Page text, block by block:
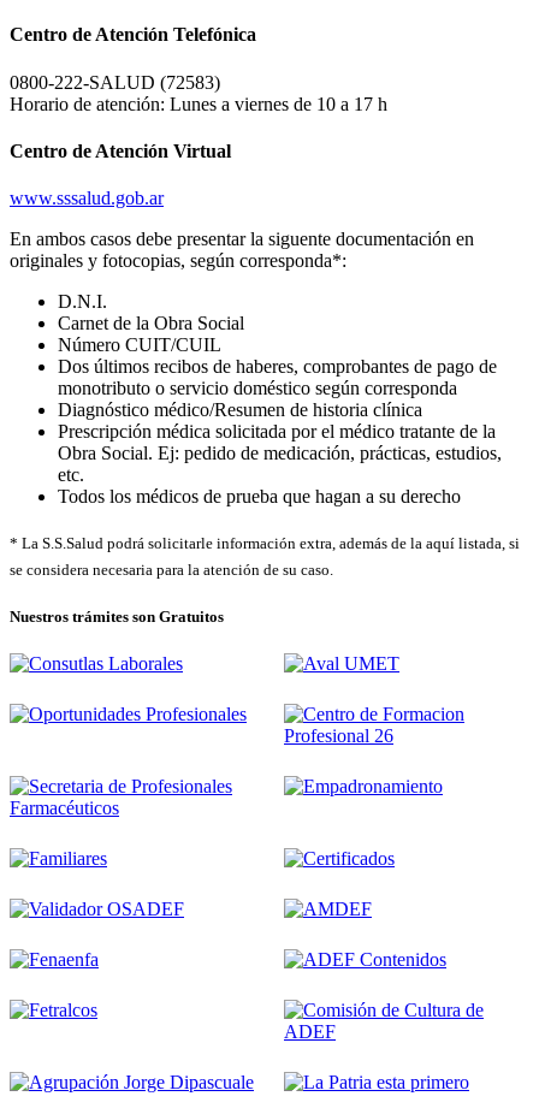
Centro de Atención Telefónica
0800-222-SALUD (72583)
Horario de atención: Lunes a viernes de 10 a 17 h
Centro de Atención Virtual
www.sssalud.gob.ar
En ambos casos debe presentar la siguente documentación en
originales y fotocopias, según corresponda*:
D.N.I.
Carnet de la Obra Social
Número CUIT/CUIL
Dos últimos recibos de haberes, comprobantes de pago de
monotributo o servicio doméstico según corresponda
Diagnóstico médico/Resumen de historia clínica
Prescripción médica solicitada por el médico tratante de la
Obra Social. Ej: pedido de medicación, prácticas, estudios,
etc.
Todos los médicos de prueba que hagan a su derecho
* La S.S.Salud podrá solicitarle información extra, además de la aquí listada, si
se considera necesaria para la atención de su caso.
Nuestros trámites son Gratuitos